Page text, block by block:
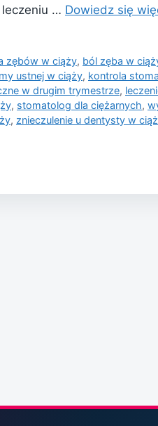
… Dowiedz się
zębów w ciąży, ból zęba w
ustnej w ciąży, kontrola
w drugim trymestrze,
, stomatolog dla ciężarnych,
, znieczulenie u dentysty w